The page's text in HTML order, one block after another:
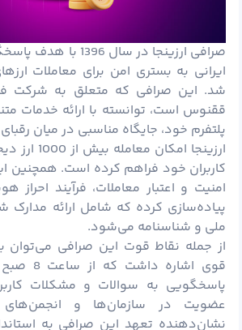
صرافی ارزینجا در سال
ایرانی به بستری امن برای معاملات
شد. این صرافی که متعلق به شرکت
ققنوس است، توانسته با ارائه خدمات
پلتفرم خود، جایگاه مناسبی در میان
ارزینجا
کاربران خود فراهم کرده است. همچنین
امنیت و اعتبار معاملات، فرآیند احراز
پیاده‌سازی کرده که شامل ارائه مدارک
ملی و شناسنامه می‌شود.
از جمله نقاط قوت این صرافی می‌توان
پاسخگویی به سوالات و مشکلات
عضویت در سازمان‌ها و انجمن‌های
نشان‌دهنده تعهد این صرافی به